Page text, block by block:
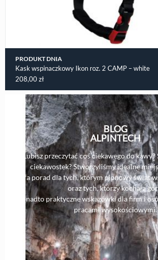
PRODUKT DNIA
Kask wspinaczkowy Ikon roz. 2 CAMP – white
208,00zł
BLOG
ALPINTECH
Lubisz przeczytać coś ciekawego do kawy?
ciekawostek? Stworzyliśmy idealne
Strefa porad dla tych, którym pionowy świat
oraz tych, którzy kochają
Ponadto praktyczne wskazówki dla firm i
pracami wysokościowymi.